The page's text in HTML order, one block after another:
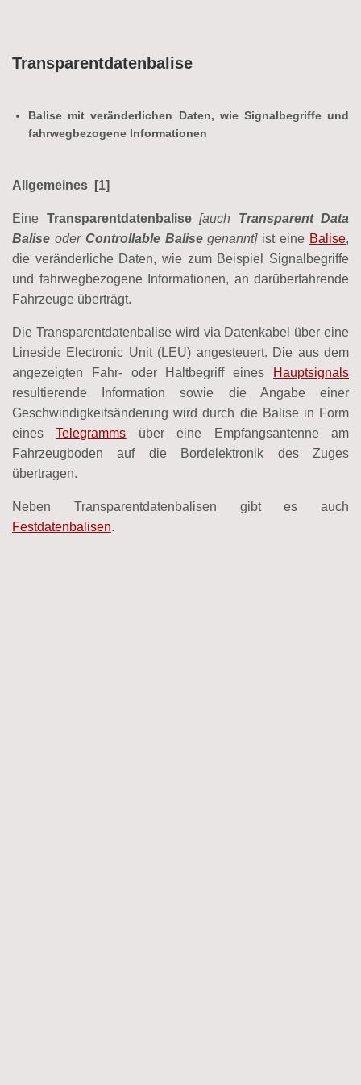
Transparentdatenbalise
Balise mit veränderlichen Daten, wie Signalbegriffe und
fahrwegbezogene Informationen
Allgemeines [1]
Eine Transparentdatenbalise [auch Transparent Data
Balise oder Controllable Balisegenannt]ist eine Balise,
die veränderliche Daten, wie zum Beispiel Signalbegriffe
und fahrwegbezogene Informationen, an darüberfahrende
Fahrzeuge überträgt.
Die Transparentdatenbalise wird via Datenkabel über eine
Lineside Electronic Unit (LEU) angesteuert. Die aus dem
angezeigten Fahr- oder Haltbegriff eines
Hauptsignals
resultierende Information sowie die Angabe einer
Geschwindigkeitsänderung wird durch die Balise in Form
einesTelegramms über eine Empfangsantenne am
Fahrzeugboden auf die Bordelektronik des Zuges
übertragen.
Neben Transparentdatenbalisen gibt es auch
Festdatenbalisen.